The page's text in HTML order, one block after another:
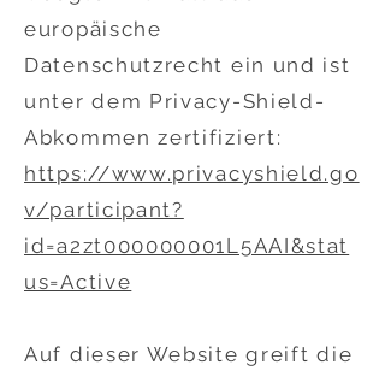
europäische
Datenschutzrecht ein und ist
unter dem Privacy-Shield-
Abkommen zertifiziert:
https://www.privacyshield.go
v/participant?
id=a2zt000000001L5AAI&stat
us=Active
Auf dieser Website greift die